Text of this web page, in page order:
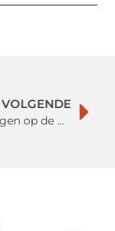
VOLGENDE
Meer bewegen op de werkvloer: zo motiveer je jouw medewerkers om in beweging te komen!